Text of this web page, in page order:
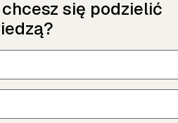
się podzielić